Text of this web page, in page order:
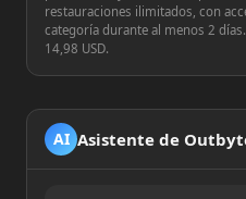
restauraciones ilimitados, con
categoría durante al menos 2
14,98 USD.
AI Asistente de